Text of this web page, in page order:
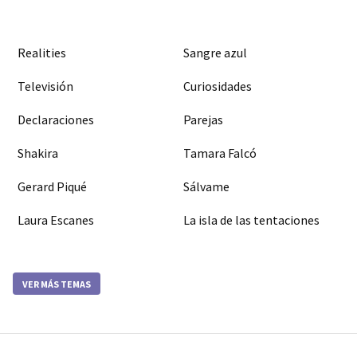
Realities Sangre azul
Televisión Curiosidades
Declaraciones Parejas
Shakira Tamara Falcó
Gerard Piqué Sálvame
Laura Escanes La isla de las tentaciones
VER MÁS TEMAS